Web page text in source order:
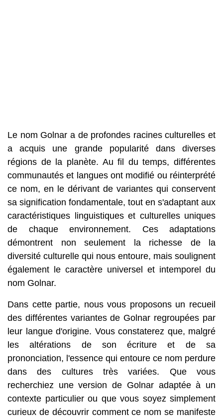
Le nom Golnar a de profondes racines culturelles et
a acquis une grande popularité dans diverses
régions de la planète. Au fil du temps, différentes
communautés et langues ont modifié ou réinterprété
ce nom, en le dérivant de variantes qui conservent
sa signification fondamentale, tout en s'adaptant aux
caractéristiques linguistiques et culturelles uniques
de chaque environnement. Ces adaptations
démontrent non seulement la richesse de la
diversité culturelle qui nous entoure, mais soulignent
également le caractère universel et intemporel du
nom Golnar.
Dans cette partie, nous vous proposons un recueil
des différentes variantes de Golnar regroupées par
leur langue d'origine. Vous constaterez que, malgré
les altérations de son écriture et de sa
prononciation, l'essence qui entoure ce nom perdure
dans des cultures très variées. Que vous
recherchiez une version de Golnar adaptée à un
contexte particulier ou que vous soyez simplement
curieux de découvrir comment ce nom se manifeste